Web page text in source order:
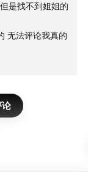
是找不到姐姐的
无法评论我真的